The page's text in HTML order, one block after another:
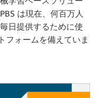
は現在、何百万人
日提供するために使
フォームを備えていま